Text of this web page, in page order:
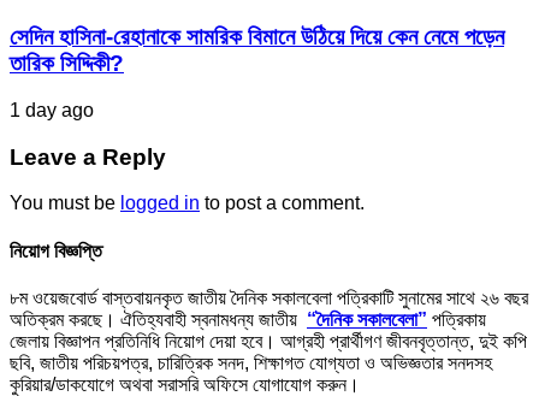
সেদিন হাসিনা-রেহানাকে সামরিক বিমানে উঠিয়ে দিয়ে কেন নেমে পড়েন
তারিক সিদ্দিকী?
1 day ago
Leave a Reply
You must be logged in to post a comment.
নিয়োগ বিজ্ঞপ্তি
৮ম ওয়েজবোর্ড বাস্তবায়নকৃত জাতীয় দৈনিক সকালবেলা পত্রিকাটি সুনামের সাথে ২৬ বছর
অতিক্রম করছে। ঐতিহ্যবাহী স্বনামধন্য জাতীয় “দৈনিক সকালবেলা” পত্রিকায়
জেলায় বিজ্ঞাপন প্রতিনিধি নিয়োগ দেয়া হবে। আগ্রহী প্রার্থীগণ জীবনবৃত্তান্ত, দুই কপি
ছবি, জাতীয় পরিচয়পত্র, চারিত্রিক সনদ, শিক্ষাগত যোগ্যতা ও অভিজ্ঞতার সনদসহ
কুরিয়ার/ডাকযোগে অথবা সরাসরি অফিসে যোগাযোগ করুন।